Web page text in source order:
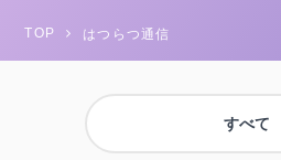
TOP はつらつ通信
すべて